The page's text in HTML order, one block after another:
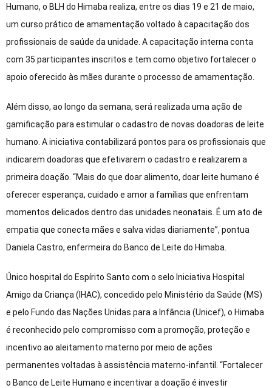
Humano, o BLH do Himaba realiza, entre os dias 19 e 21 de maio,
um curso prático de amamentação voltado à capacitação dos
profissionais de saúde da unidade. A capacitação interna conta
com 35 participantes inscritos e tem como objetivo fortalecer o
apoio oferecido às mães durante o processo de amamentação.
Além disso, ao longo da semana, será realizada uma ação de
gamificação para estimular o cadastro de novas doadoras de leite
humano. A iniciativa contabilizará pontos para os profissionais que
indicarem doadoras que efetivarem o cadastro e realizarem a
primeira doação. “Mais do que doar alimento, doar leite humano é
oferecer esperança, cuidado e amor a famílias que enfrentam
momentos delicados dentro das unidades neonatais. É um ato de
empatia que conecta mães e salva vidas diariamente”, pontua
Daniela Castro, enfermeira do Banco de Leite do Himaba.
Único hospital do Espírito Santo com o selo Iniciativa Hospital
Amigo da Criança (IHAC), concedido pelo Ministério da Saúde (MS)
e pelo Fundo das Nações Unidas para a Infância (Unicef), o Himaba
é reconhecido pelo compromisso com a promoção, proteção e
incentivo ao aleitamento materno por meio de ações
permanentes voltadas à assistência materno-infantil. “Fortalecer
o Banco de Leite Humano e incentivar a doação é investir